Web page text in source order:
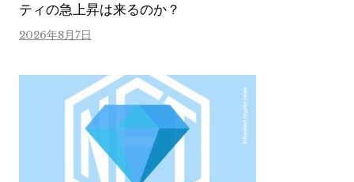
ティの急上昇は来るのか？
2026年8月7日